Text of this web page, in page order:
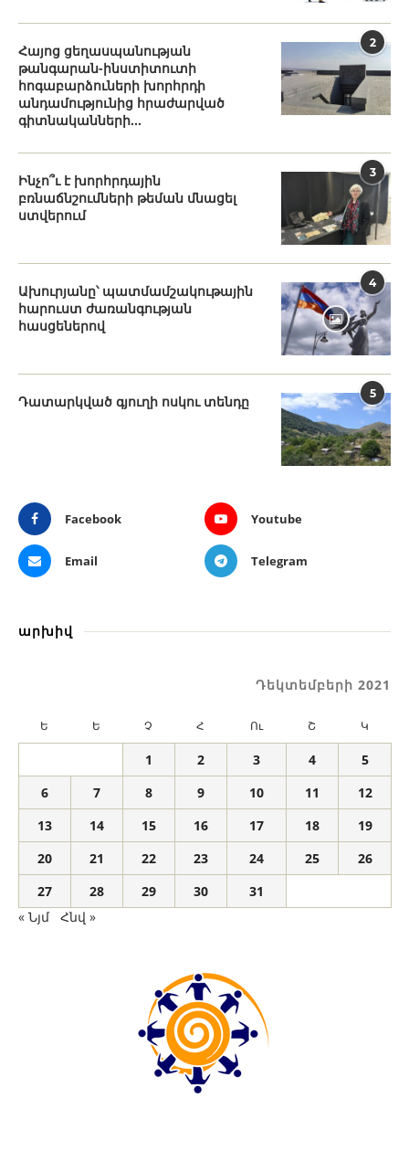
2
Հայոց ցեղասպանության
թանգարան-ինստիտուտի
հոգաբարձուների խորհրդի
անդամությունից հրաժարված
գիտնականների...
3
Ինչո՞ւ է խորհրդային
բռնաճնշումների թեման մնացել
ստվերում
4
Ախուրյանը՝ պատմամշակութային
հարուստ ժառանգության
հասցեներով
5
Դատարկված գյուղի ոսկու տենդը
Facebook Youtube
Email Telegram
արխիվ
Դեկտեմբերի 2021
Ե Ե Չ Հ Ու Շ Կ
1 2 3 4
5
6
7 8 9 10 11
12
13
14 15 16 17 18
19
20
21 22 23 24 25
26
27
28 29 30
31
« Նյմ
Հնվ »